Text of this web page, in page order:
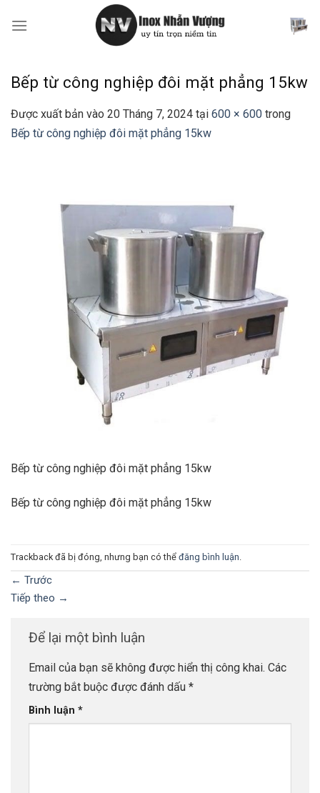
qua
Bếp từ công nghiệp đôi mặt phẳng 15kw
Được xuất bản vào 20 Tháng 7, 2024 tại 600 × 600 trong
Bếp từ công nghiệp đôi mặt phẳng 15kw
Bếp từ công nghiệp đôi mặt phẳng 15kw
Bếp từ công nghiệp đôi mặt phẳng 15kw
Trackback đã bị đóng, nhưng bạn có thể đăng bình luận
← Trước
Tiếp theo →
Để lại một bình luận
Email của bạn sẽ không được hiển thị công khai. Các
trường bắt buộc được đánh dấu *
Bình luận *